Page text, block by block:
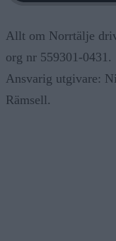
Allt om Norrtälje
org nr 559301-0431.
Ansvarig utgivare:
Rämsell.